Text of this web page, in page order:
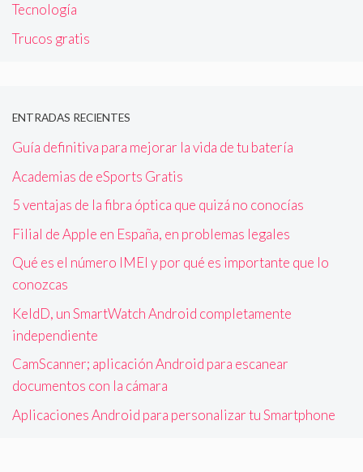
Tecnología
Trucos gratis
ENTRADAS RECIENTES
Guía definitiva para mejorar la vida de tu batería
Academias de eSports Gratis
5 ventajas de la fibra óptica que quizá no conocías
Filial de Apple en España, en problemas legales
Qué es el número IMEI y por qué es importante que lo
conozcas
KeldD, un SmartWatch Android completamente
independiente
CamScanner; aplicación Android para escanear
documentos con la cámara
Aplicaciones Android para personalizar tu Smartphone